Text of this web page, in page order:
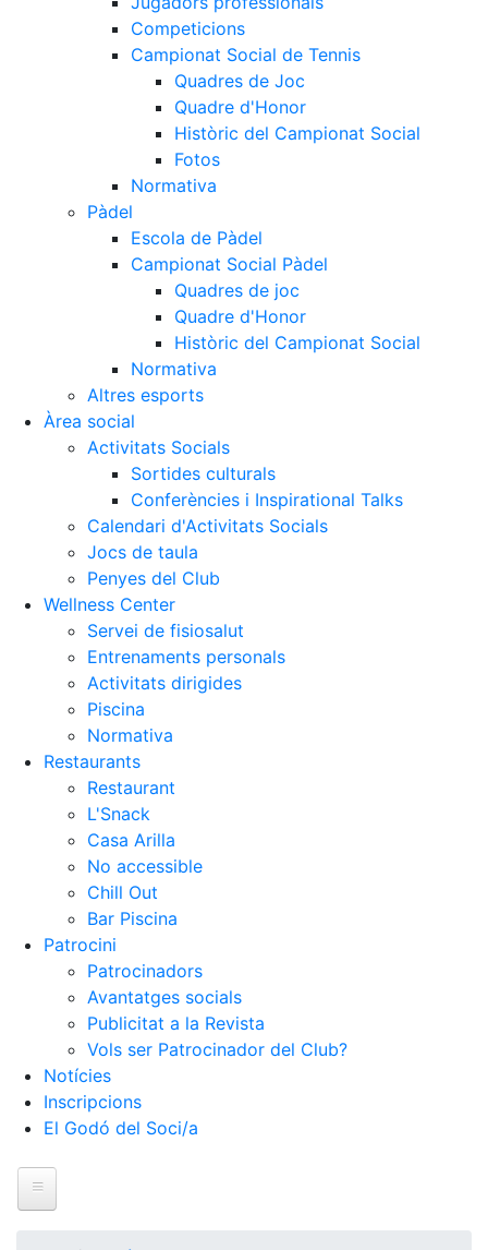
Competicions
Campionat Social de Tennis
Quadres de Joc
Quadre d'Honor
Històric del Campionat Social
Fotos
Normativa
Pàdel
Escola de Pàdel
Campionat Social Pàdel
Quadres de joc
Quadre d'Honor
Històric del Campionat Social
Normativa
Altres esports
Àrea social
Activitats Socials
Sortides culturals
Conferències i Inspirational Talks
Calendari d'Activitats Socials
Jocs de taula
Penyes del Club
Wellness Center
Servei de fisiosalut
Entrenaments personals
Activitats dirigides
Piscina
Normativa
Restaurants
Restaurant
L'Snack
Casa Arilla
No accessible
Chill Out
Bar Piscina
Patrocini
Patrocinadors
Avantatges socials
Publicitat a la Revista
Vols ser Patrocinador del Club?
Notícies
Inscripcions
El Godó del Soci/a